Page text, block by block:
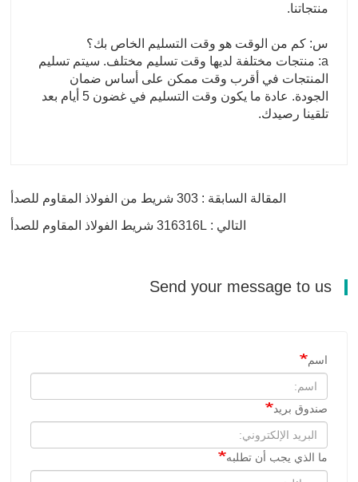
منتجاتنا.
س: كم من الوقت هو وقت التسليم الخاص بك؟
a: منتجات مختلفة لديها وقت تسليم مختلف. سيتم تسليم
المنتجات في أقرب وقت ممكن على أساس ضمان
الجودة. عادة ما يكون وقت التسليم في غضون 5 أيام بعد
تلقينا رصيدك.
المقالة السابقة : 303 شريط من الفولاذ المقاوم للصدأ
التالي : 316316L شريط الفولاذ المقاوم للصدأ
اسم
صندوق بريد
ما الذي يجب أن تطلبه